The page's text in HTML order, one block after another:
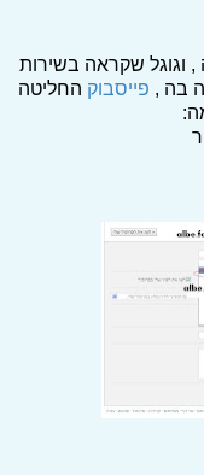
וגוגל שקראה בשירות
בה , פייסבוק החליטה